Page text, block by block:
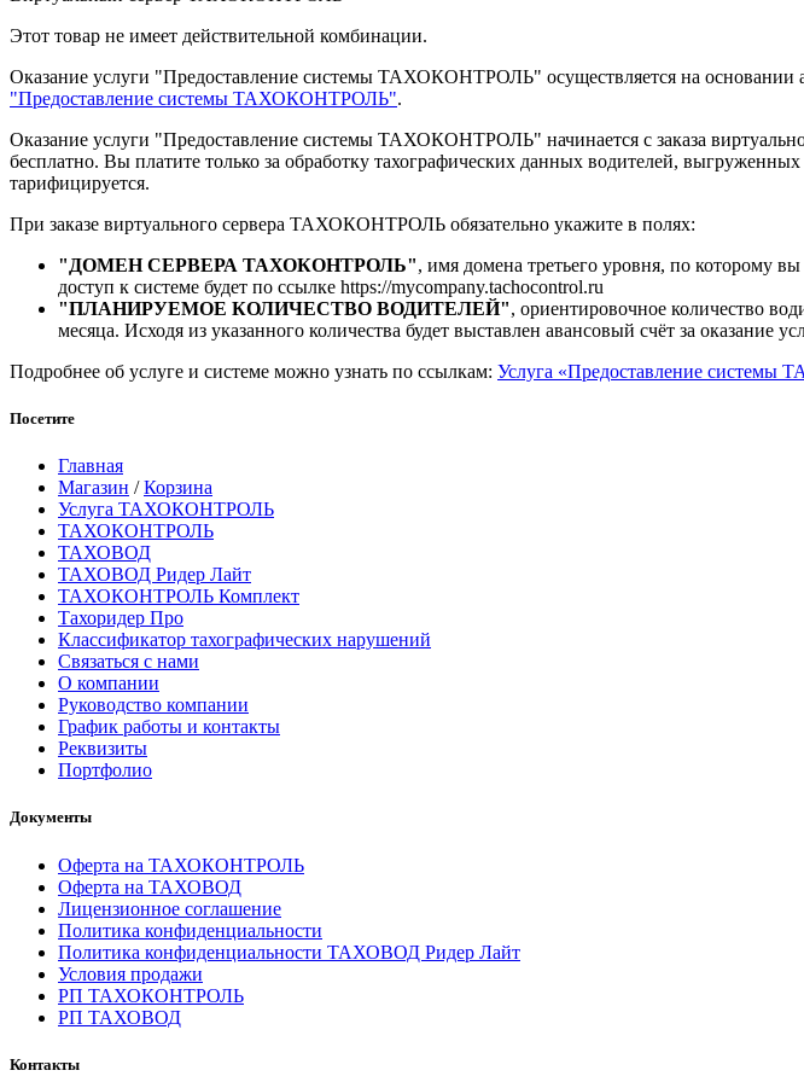
Этот товар не имеет действительной комбинации.
Оказание услуги "Предоставление системы ТАХОКОНТРОЛЬ" осуществляется на основании
"Предоставление системы ТАХОКОНТРОЛЬ".
Оказание услуги "Предоставление системы ТАХОКОНТРОЛЬ" начинается с заказа
бесплатно. Вы платите только за обработку тахографических данных водителей,
тарифицируется.
При заказе виртуального сервера ТАХОКОНТРОЛЬ обязательно укажите в полях:
"ДОМЕН СЕРВЕРА ТАХОКОНТРОЛЬ", имя домена третьего уровня, по которому
доступ к системе будет по ссылке https://mycompany.tachocontrol.ru
"ПЛАНИРУЕМОЕ КОЛИЧЕСТВО ВОДИТЕЛЕЙ", ориентировочное количество
месяца. Исходя из указанного количества будет выставлен авансовый счёт за оказание
Подробнее об услуге и системе можно узнать по ссылкам: Услуга «Предоставление
Посетите
Главная
Магазин /Корзина
Услуга ТАХОКОНТРОЛЬ
ТАХОКОНТРОЛЬ
ТАХОВОД
ТАХОВОД Ридер Лайт
ТАХОКОНТРОЛЬ Комплект
Тахоридер Про
Классификатор тахографических нарушений
Связаться с нами
О компании
Руководство компании
График работы и контакты
Реквизиты
Портфолио
Документы
Оферта на ТАХОКОНТРОЛЬ
Оферта на ТАХОВОД
Лицензионное соглашение
Политика конфиденциальности
Политика конфиденциальности ТАХОВОД Ридер Лайт
Условия продажи
РП ТАХОКОНТРОЛЬ
РП ТАХОВОД
Контакты